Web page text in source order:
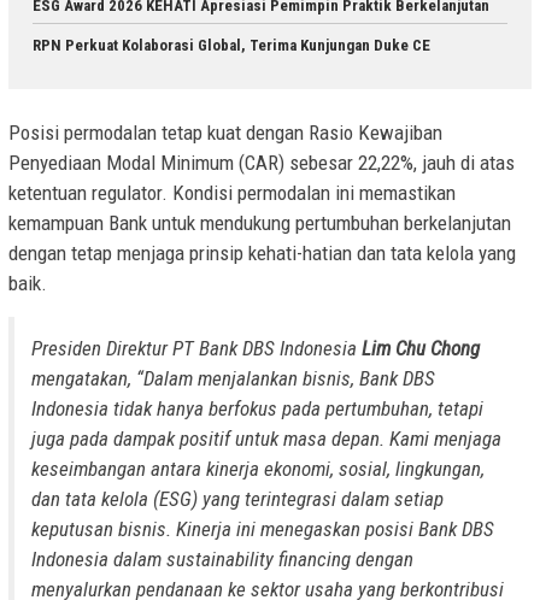
ESG Award 2026 KEHATI Apresiasi Pemimpin Praktik Berkelanjutan
RPN Perkuat Kolaborasi Global, Terima Kunjungan Duke CE
Posisi permodalan tetap kuat dengan Rasio Kewajiban
Penyediaan Modal Minimum (CAR) sebesar 22,22%, jauh di atas
ketentuan regulator. Kondisi permodalan ini memastikan
kemampuan Bank untuk mendukung pertumbuhan berkelanjutan
dengan tetap menjaga prinsip kehati-hatian dan tata kelola yang
baik.
Presiden Direktur PT Bank DBS Indonesia Lim Chu Chong
mengatakan, “Dalam menjalankan bisnis, Bank DBS
Indonesia tidak hanya berfokus pada pertumbuhan, tetapi
juga pada dampak positif untuk masa depan. Kami menjaga
keseimbangan antara kinerja ekonomi, sosial, lingkungan,
dan tata kelola (ESG) yang terintegrasi dalam setiap
keputusan bisnis. Kinerja ini menegaskan posisi Bank DBS
Indonesia dalam sustainability financing dengan
menyalurkan pendanaan ke sektor usaha yang berkontribusi